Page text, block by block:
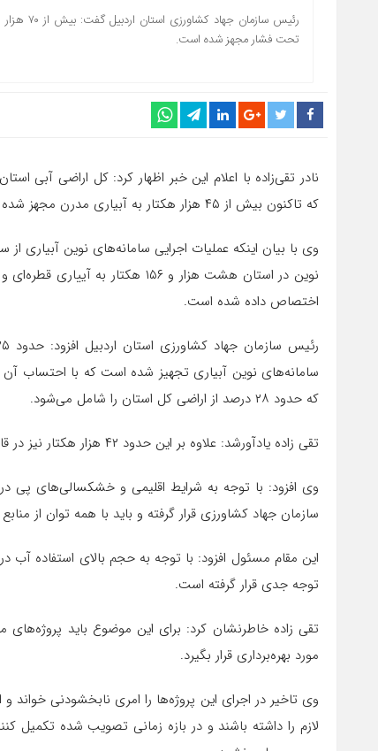
تحت فشار مجهز شده است.
که تاکنون بیش از ۴۵ هزار هکتار به آبیاری مدرن مجهز شده است.
اختصاص داده شده است.
که حدود ۲۸ درصد از اراضی کل استان را شامل می‌شود.
تقی زاده یادآورشد: علاوه بر این حدود ۴۲ هزار هکتار نیز در قالب پروژه مهار آب‌های مرزی در استان اجرا شده است.
وی افزود: با توجه به شرایط اقلیمی و خشکسالی‌های پی
سازمان جهاد کشاورزی قرار گرفته و باید با همه توان از
این مقام مسئول افزود: با توجه به حجم بالای استفاده
توجه جدی قرار گرفته است.
تقی زاده خاطرنشان کرد: برای این موضوع باید
مورد بهره‌برداری قرار بگیرد.
وی تاخیر در اجرای این پروژه‌ها را امری نابخشودنی
لازم را داشته باشند و در بازه زمانی تصویب شده تکمیل